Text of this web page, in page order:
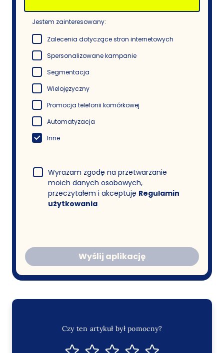
Jestem zainteresowany:
Zalecenia dotyczące stron internetowych
Spersonalizowane kampanie
Segmentacja
Wielojęzyczny
Promocja telefonii komórkowej
Automatyzacja
Inne
Wyrażam zgodę na przetwarzanie
moich danych osobowych,
przeczytałem i akceptuję Regulamin
użytkowania
Wyślij aplikację
Czy ten artykuł był pomocny?